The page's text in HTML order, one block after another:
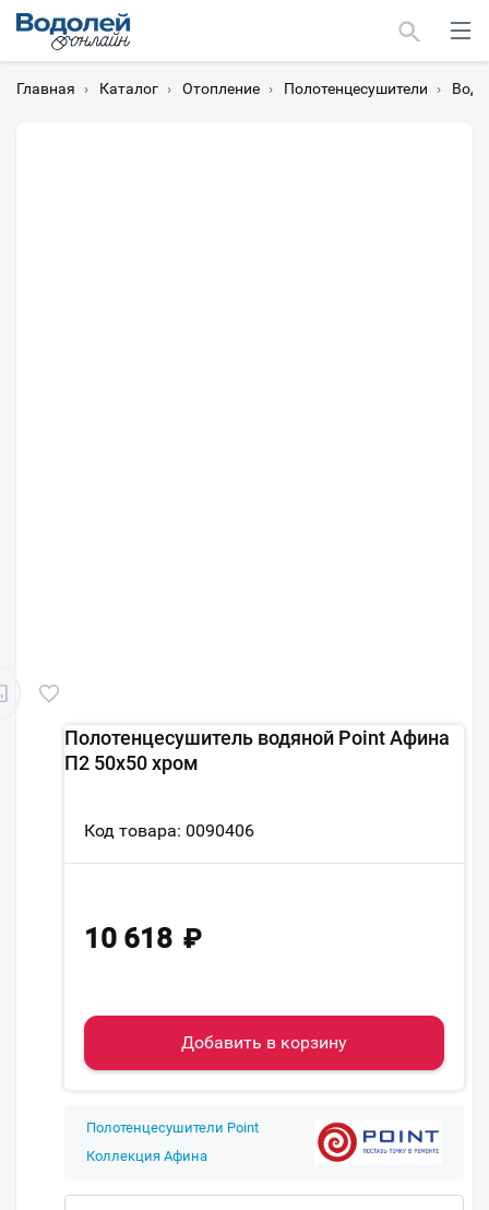
Главная › Каталог › Отопление › Полотенцесушители ›
Полотенцесушитель водяной Point Афина
П2 50х50 хром
Код товара: 0090406
10 618 ₽
Добавить в корзину
Полотенцесушители Point
Коллекция Афина